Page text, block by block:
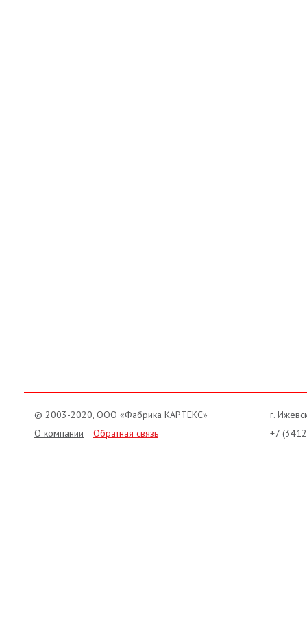
© 2003-2020, ООО «Фабрика КАРТЕКС»
О компании
Обратная связь
г.
+7